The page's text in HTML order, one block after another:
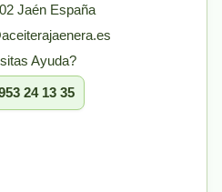
Jaén España
Ayuda?
24 13 35